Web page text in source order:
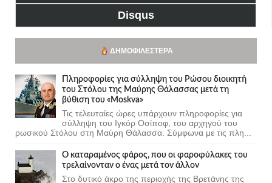
Disqus
ΔΗΜΟΦΙΛΈΣΤΕΡΑ
Πληροφορίες για σύλληψη του Ρώσου διοικητή
του Στόλου της Mαύρης Θάλασσας μετά τη
βύθιση του «Moskva»
Τις τελευταίες ώρες υπάρχουν πληροφορίες για
σύλληψη του Ιγκόρ Οσίποφ, του αρχηγού του
ρωσικού Στόλου στη Μαύρη Θάλασσα. Σύμφωνα με τις πλη...
Ο καταραμένος φάρος, που οι φαροφύλακες του
τρελαίνονταν ο ένας μετά τον άλλον
Στο δυτικό άκρο της περιοχής της Βρετάνης της